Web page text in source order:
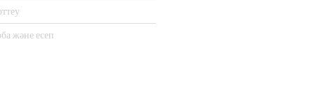
және есеп